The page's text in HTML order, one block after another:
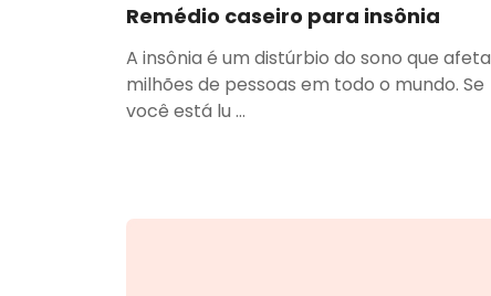
Remédio caseiro para insônia
A insônia é um distúrbio do sono que afeta
milhões de pessoas em todo o mundo. Se
você está lu ...